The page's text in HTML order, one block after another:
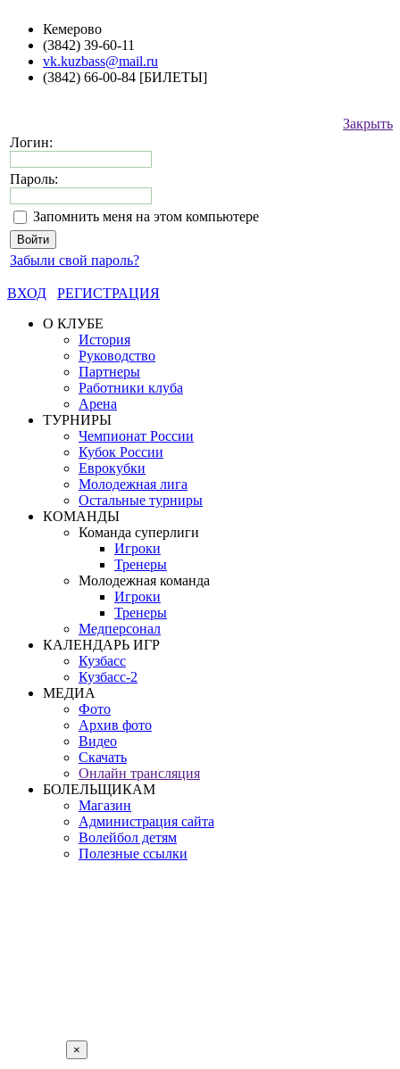
Кемерово
(3842) 39-60-11
vk.kuzbass@mail.ru
(3842) 66-00-84 [БИЛЕТЫ]
Закрыть
Логин:
Пароль:
Запомнить меня на этом компьютере
Забыли свой пароль?
ВХОД
РЕГИСТРАЦИЯ
О КЛУБЕ
История
Руководство
Партнеры
Работники клуба
Арена
ТУРНИРЫ
Чемпионат России
Кубок России
Еврокубки
Молодежная лига
Остальные турниры
КОМАНДЫ
Команда суперлиги
Игроки
Тренеры
Молодежная команда
Игроки
Тренеры
Медперсонал
КАЛЕНДАРЬ ИГР
Кузбасс
Кузбасс-2
МЕДИА
Фото
Архив фото
Видео
Скачать
Онлайн трансляция
БОЛЕЛЬЩИКАМ
Магазин
Администрация сайта
Волейбол детям
Полезные ссылки
×